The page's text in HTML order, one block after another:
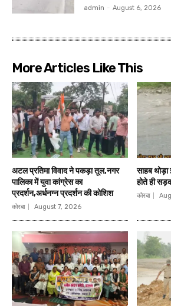
admin - August 6, 2026
More Articles Like This
अटल प्रतिमा विवाद ने पकड़ा तूल,नगर
पालिका में युवा कांग्रेस का
प्रदर्शन,अर्धनग्न प्रदर्शन की कोशिश
कोरबा August 7, 2026
साहब थोड़ा
होते ही
कोरबा